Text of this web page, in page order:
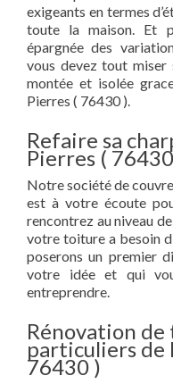
exigeants en termes
toute la maison. Et
épargnée des
vous devez tout miser
montée et isolée
Pierres ( 76430 ).
Refaire sa
Pierres (
Notre société de
est à votre écoute
rencontrez au niveau
votre toiture a besoin
poserons un premier
votre idée et qui
entreprendre.
Rénovation
particuliers de
76430 )